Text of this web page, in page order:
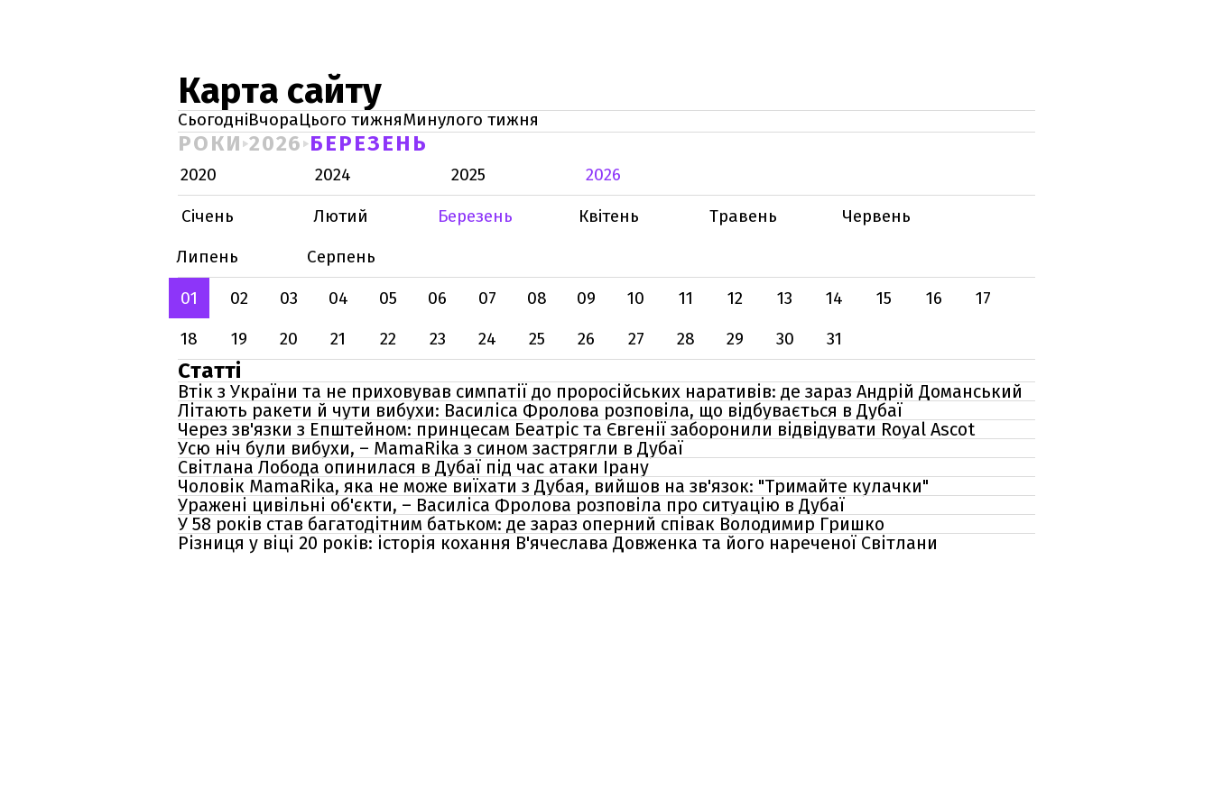
Карта сайту
СьогодніВчораЦього тижняМинулого тижня
РОКИ 2026 БЕРЕЗЕНЬ
2020 2024 2025
2026
Січень
Лютий Березень Квітень Травень
Червень
Липень
Серпень
01
02 03 04 05 06 07 08 09 10 11 12 13 14 15 16
17
18
19 20 21 22 23 24 25 26 27 28 29 30 31
Статті
Втік з України та не приховував симпатії до проросійських наративів: де зараз Андрій Доманський
Літають ракети й чути вибухи: Василіса Фролова розповіла, що відбувається в Дубаї
Через зв'язки з Епштейном: принцесам Беатріс та Євгенії заборонили відвідувати Royal Ascot
Усю ніч були вибухи, – MamaRika з сином застрягли в Дубаї
Світлана Лобода опинилася в Дубаї під час атаки Ірану
Чоловік MamaRika, яка не може виїхати з Дубая, вийшов на зв'язок: "Тримайте кулачки"
Уражені цивільні об'єкти, – Василіса Фролова розповіла про ситуацію в Дубаї
У 58 років став багатодітним батьком: де зараз оперний співак Володимир Гришко
Різниця у віці 20 років: історія кохання В'ячеслава Довженка та його нареченої Світлани